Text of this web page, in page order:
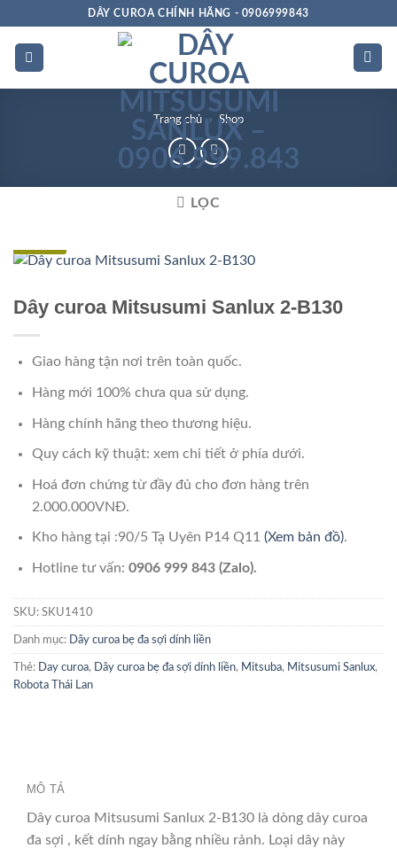
dung
DÂY CUROA CHÍNH HÃNG - 0906999843
Trang chủ » Shop
LỌC
Dây curoa Mitsusumi Sanlux 2-B130
Giao hàng tận nơi trên toàn quốc.
Hàng mới 100% chưa qua sử dụng.
Hàng chính hãng theo thương hiệu.
Quy cách kỹ thuật: xem chi tiết ở phía dưới.
Hoá đơn chứng từ đầy đủ cho đơn hàng trên
2.000.000VNĐ.
Kho hàng tại :90/5 Tạ Uyên P14 Q11 (Xem bản đồ).
Hotline tư vấn: 0906 999 843 (Zalo).
SKU: SKU1410
Danh mục: Dây curoa bẹ đa sợi dính liền
Thẻ: Day curoa, Dây curoa bẹ đa sợi dính liền, Mitsuba, Mitsusumi Sanlux,
Robota Thái Lan
MÔ TẢ
Dây curoa Mitsusumi Sanlux 2-B130 là dòng dây curoa
đa sợi , kết dính ngay bằng nhiều rảnh. Loại dây này